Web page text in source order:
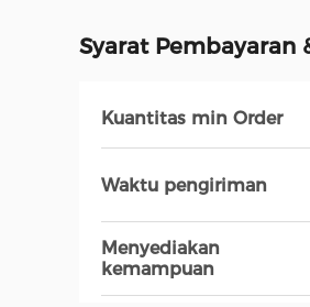
Syarat Pembayaran
Kuantitas min Order
Waktu pengiriman
Menyediakan
kemampuan